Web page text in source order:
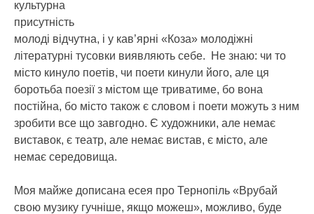
культурна
присутність
молоді відчутна, і у кав’ярні «Коза» молодіжні
літературні тусовки виявляють себе. Не знаю: чи то
місто кинуло поетів, чи поети кинули його, але ця
боротьба поезії з містом ще триватиме, бо вона
постійна, бо місто також є словом і поети можуть з ним
зробити все що завгодно. Є художники, але немає
виставок, є театр, але немає вистав, є місто, але
немає середовища.
Моя майже дописана есея про Тернопіль «Врубай
свою музику гучніше, якщо можеш», можливо, буде